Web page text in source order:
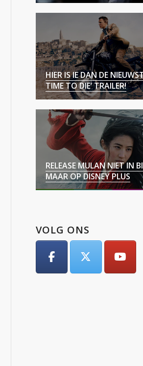
HIER IS IE DAN DE
TIME TO DIE’ TRAILER!
RELEASE MULAN NIET IN
MAAR OP DISNEY PLUS
VOLG ONS